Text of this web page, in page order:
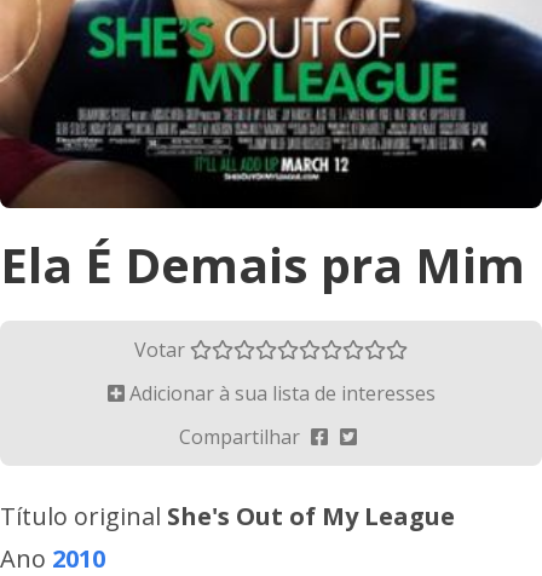
Ela É Demais pra Mim
Votar
Adicionar à sua lista de interesses
Compartilhar
Título original She's Out of My League
Ano 2010